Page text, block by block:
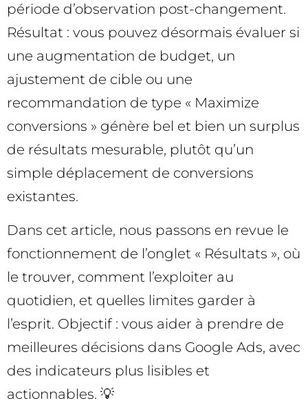
période d’observation post-changement.
Résultat : vous pouvez désormais évaluer si
une augmentation de budget, un
ajustement de cible ou une
recommandation de type « Maximize
conversions » génère bel et bien un surplus
de résultats mesurable, plutôt qu’un
simple déplacement de conversions
existantes.
Dans cet article, nous passons en revue le
fonctionnement de l’onglet « Résultats », où
le trouver, comment l’exploiter au
quotidien, et quelles limites garder à
l’esprit. Objectif : vous aider à prendre de
meilleures décisions dans Google Ads, avec
des indicateurs plus lisibles et
actionnables. 💡